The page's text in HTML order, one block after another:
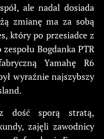
ale nadal dosiada
zmianę ma za sobą
który po przesiadce z
Bogdanka PTR
Yamahę R6
wyraźnie najszybszy
dość sporą stratą,
zajęli zawodnicy